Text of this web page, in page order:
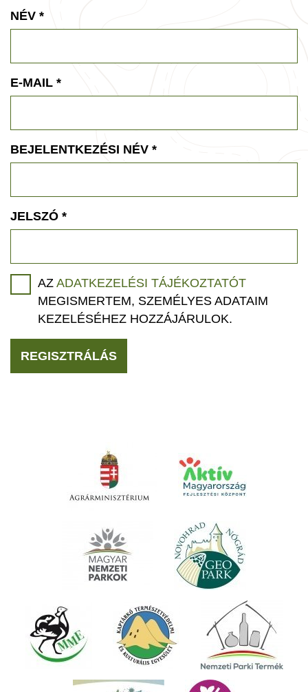
NÉV *
E-MAIL *
BEJELENTKEZÉSI NÉV *
JELSZÓ *
AZ ADATKEZELÉSI TÁJÉKOZTATÓT
MEGISMERTEM, SZEMÉLYES ADATAIM
KEZELÉSÉHEZ HOZZÁJÁRULOK.
REGISZTRÁLÁS